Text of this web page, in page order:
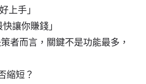
上手」
讓你賺錢」
者而言，關鍵不是功能最多，
縮短？